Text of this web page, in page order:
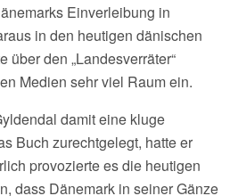
Einverleibung in
in den heutigen dänischen
über den „Landesverräter“
Medien sehr viel Raum ein.
damit eine kluge
Buch zurechtgelegt, hatte er
provozierte es die heutigen
dass Dänemark in seiner Gänze